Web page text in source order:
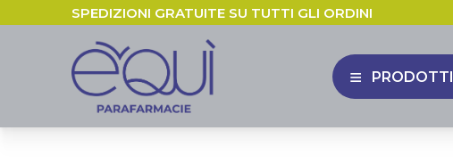
SPEDIZIONI GRATUITE SU TUTTI GLI ORDINI
APRI MENU
PRODOTTI